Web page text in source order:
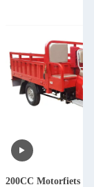
200CC Motorfiets